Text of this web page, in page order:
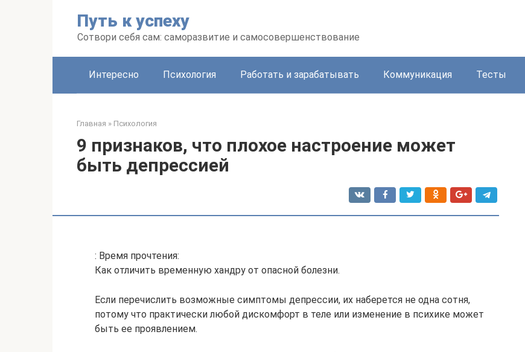
Путь к успеху
Сотвори себя сам: саморазвитие и самосовершенствование
Интересно Психология Работать и зарабатывать Коммуникация Тесты
Главная » Психология
9 признаков, что плохое настроение может
быть депрессией
: Время прочтения:
Как отличить временную хандру от опасной болезни.
Если перечислить возможные симптомы депрессии, их наберется не одна сотня,
потому что практически любой дискомфорт в теле или изменение в психике может
быть ее проявлением.